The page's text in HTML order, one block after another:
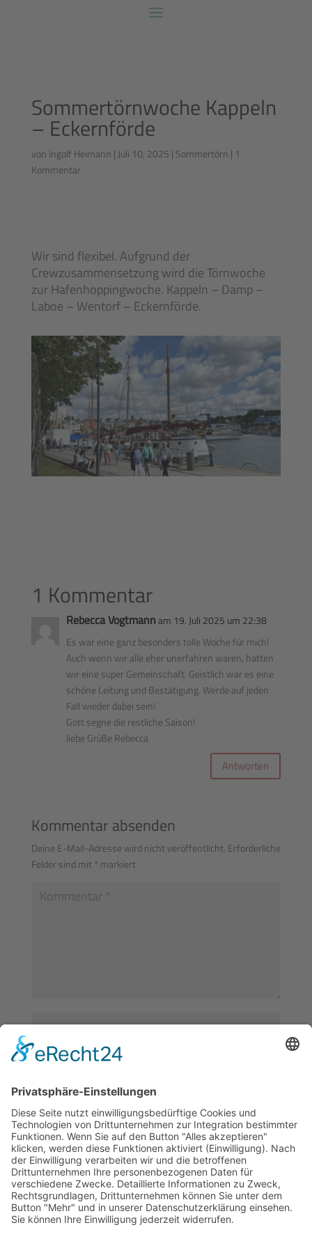
Sommertörnwoche Kappeln
– Eckernförde
von Ingolf Heimann | Juli 10, 2025 | Sommertörn | 1
Kommentar
Wir sind flexibel. Aufgrund der
Crewzusammensetzung wird die Törnwoche
zur Hafenhoppingwoche. Kappeln – Damp –
Laboe – Wentorf – Eckernförde.
1 Kommentar
Rebecca Vogtmannam 19. Juli 2025 um 22:38
Es war eine ganz besonders tolle Woche für mich!
Auch wenn wir alle eher unerfahren waren, hatten
wir eine super Gemeinschaft. Geistlich war es eine
schöne Leitung und Bestätigung. Werde auf jeden
Fall wieder dabei sein!
Gott segne die restliche Saison!
liebe Grüße Rebecca
Antworten
Kommentar absenden
Deine E-Mail-Adresse wird nicht veröffentlicht. Erforderliche
Felder sind mit* markiert
Name, E-Mail-Adresse und Website in diesem Browser
für meinen nächsten Kommentar speichern.